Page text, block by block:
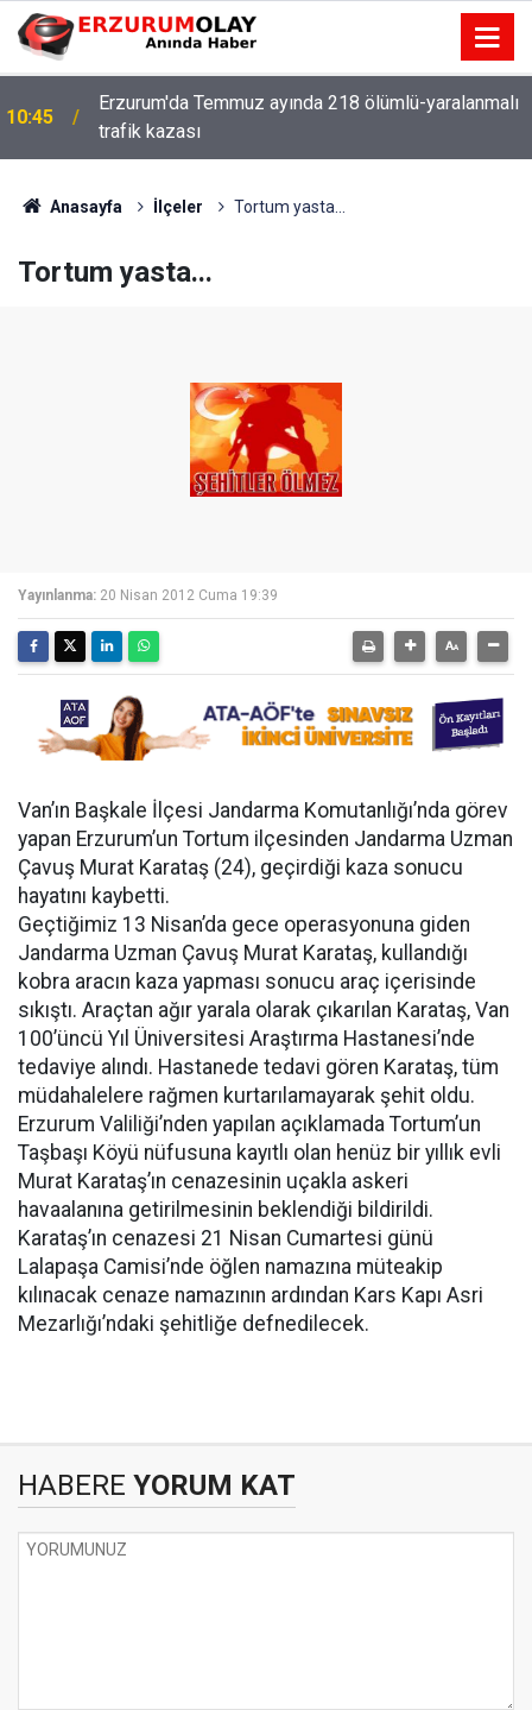
10:45
Erzurum'da Temmuz ayında 218 ölümlü-yaralanmalı
trafik kazası
Anasayfa İlçeler Tortum yasta...
Tortum yasta...
Yayınlanma: 20 Nisan 2012 Cuma 19:39
Van’ın Başkale İlçesi Jandarma Komutanlığı’nda görev
yapan Erzurum’un Tortum ilçesinden Jandarma Uzman
Çavuş Murat Karataş (24), geçirdiği kaza sonucu
hayatını kaybetti.
Geçtiğimiz 13 Nisan’da gece operasyonuna giden
Jandarma Uzman Çavuş Murat Karataş, kullandığı
kobra aracın kaza yapması sonucu araç içerisinde
sıkıştı. Araçtan ağır yarala olarak çıkarılan Karataş, Van
100’üncü Yıl Üniversitesi Araştırma Hastanesi’nde
tedaviye alındı. Hastanede tedavi gören Karataş, tüm
müdahalelere rağmen kurtarılamayarak şehit oldu.
Erzurum Valiliği’nden yapılan açıklamada Tortum’un
Taşbaşı Köyü nüfusuna kayıtlı olan henüz bir yıllık evli
Murat Karataş’ın cenazesinin uçakla askeri
havaalanına getirilmesinin beklendiği bildirildi.
Karataş’ın cenazesi 21 Nisan Cumartesi günü
Lalapaşa Camisi’nde öğlen namazına müteakip
kılınacak cenaze namazının ardından Kars Kapı Asri
Mezarlığı’ndaki şehitliğe defnedilecek.
HABERE YORUM KAT